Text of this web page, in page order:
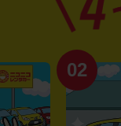
02